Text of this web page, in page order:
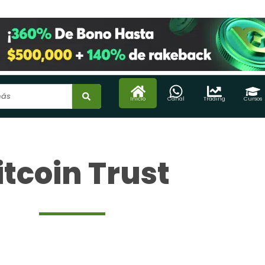
Inicio Canal Trading Cursos
Trust